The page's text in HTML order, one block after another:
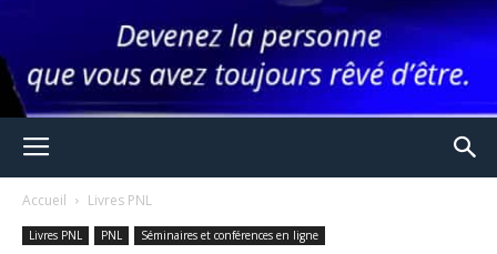
Accueil Livres PNL
Livres PNL PNL Séminaires et conférences en ligne